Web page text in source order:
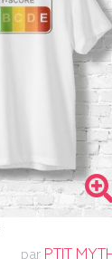
par PTIT